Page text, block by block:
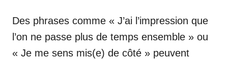
Des phrases comme « J’ai l’impression que
l’on ne passe plus de temps ensemble » ou
« Je me sens mis(e) de côté » peuvent